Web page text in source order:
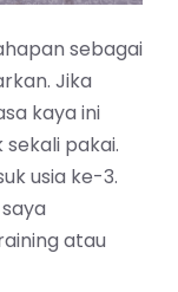
sebagai
Jika
kaya ini
pakai.
usia ke-3.
atau